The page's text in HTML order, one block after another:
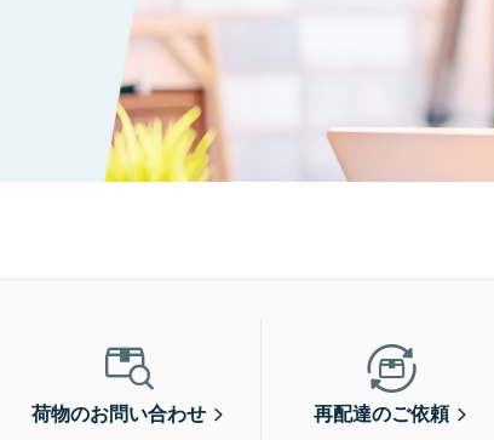
荷物のお問い合わせ 再配達のご依頼